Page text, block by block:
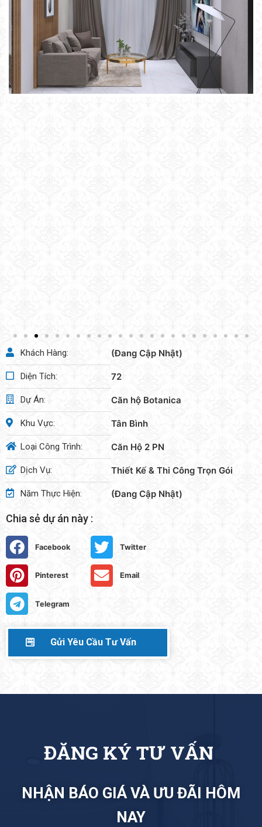
Khách Hàng:
Diện Tích:
Dự Án:
Khu Vực:
Loại Công Trình:
Dịch Vụ:
Năm Thực Hiện:
Chia sẻ dự án này :
Facebook Twitter
Pinterest Email
Telegram
Gửi Yêu Cầu Tư Vấn
(Đang Cập Nhật)
72
Căn hộ Botanica
Tân Bình
Căn Hộ 2 PN
Thiết Kế & Thi Công Trọn Gói
(Đang Cập Nhật)
ẤN
NHẬN BÁO GIÁ VÀ ƯU ĐÃI HÔM
NAY